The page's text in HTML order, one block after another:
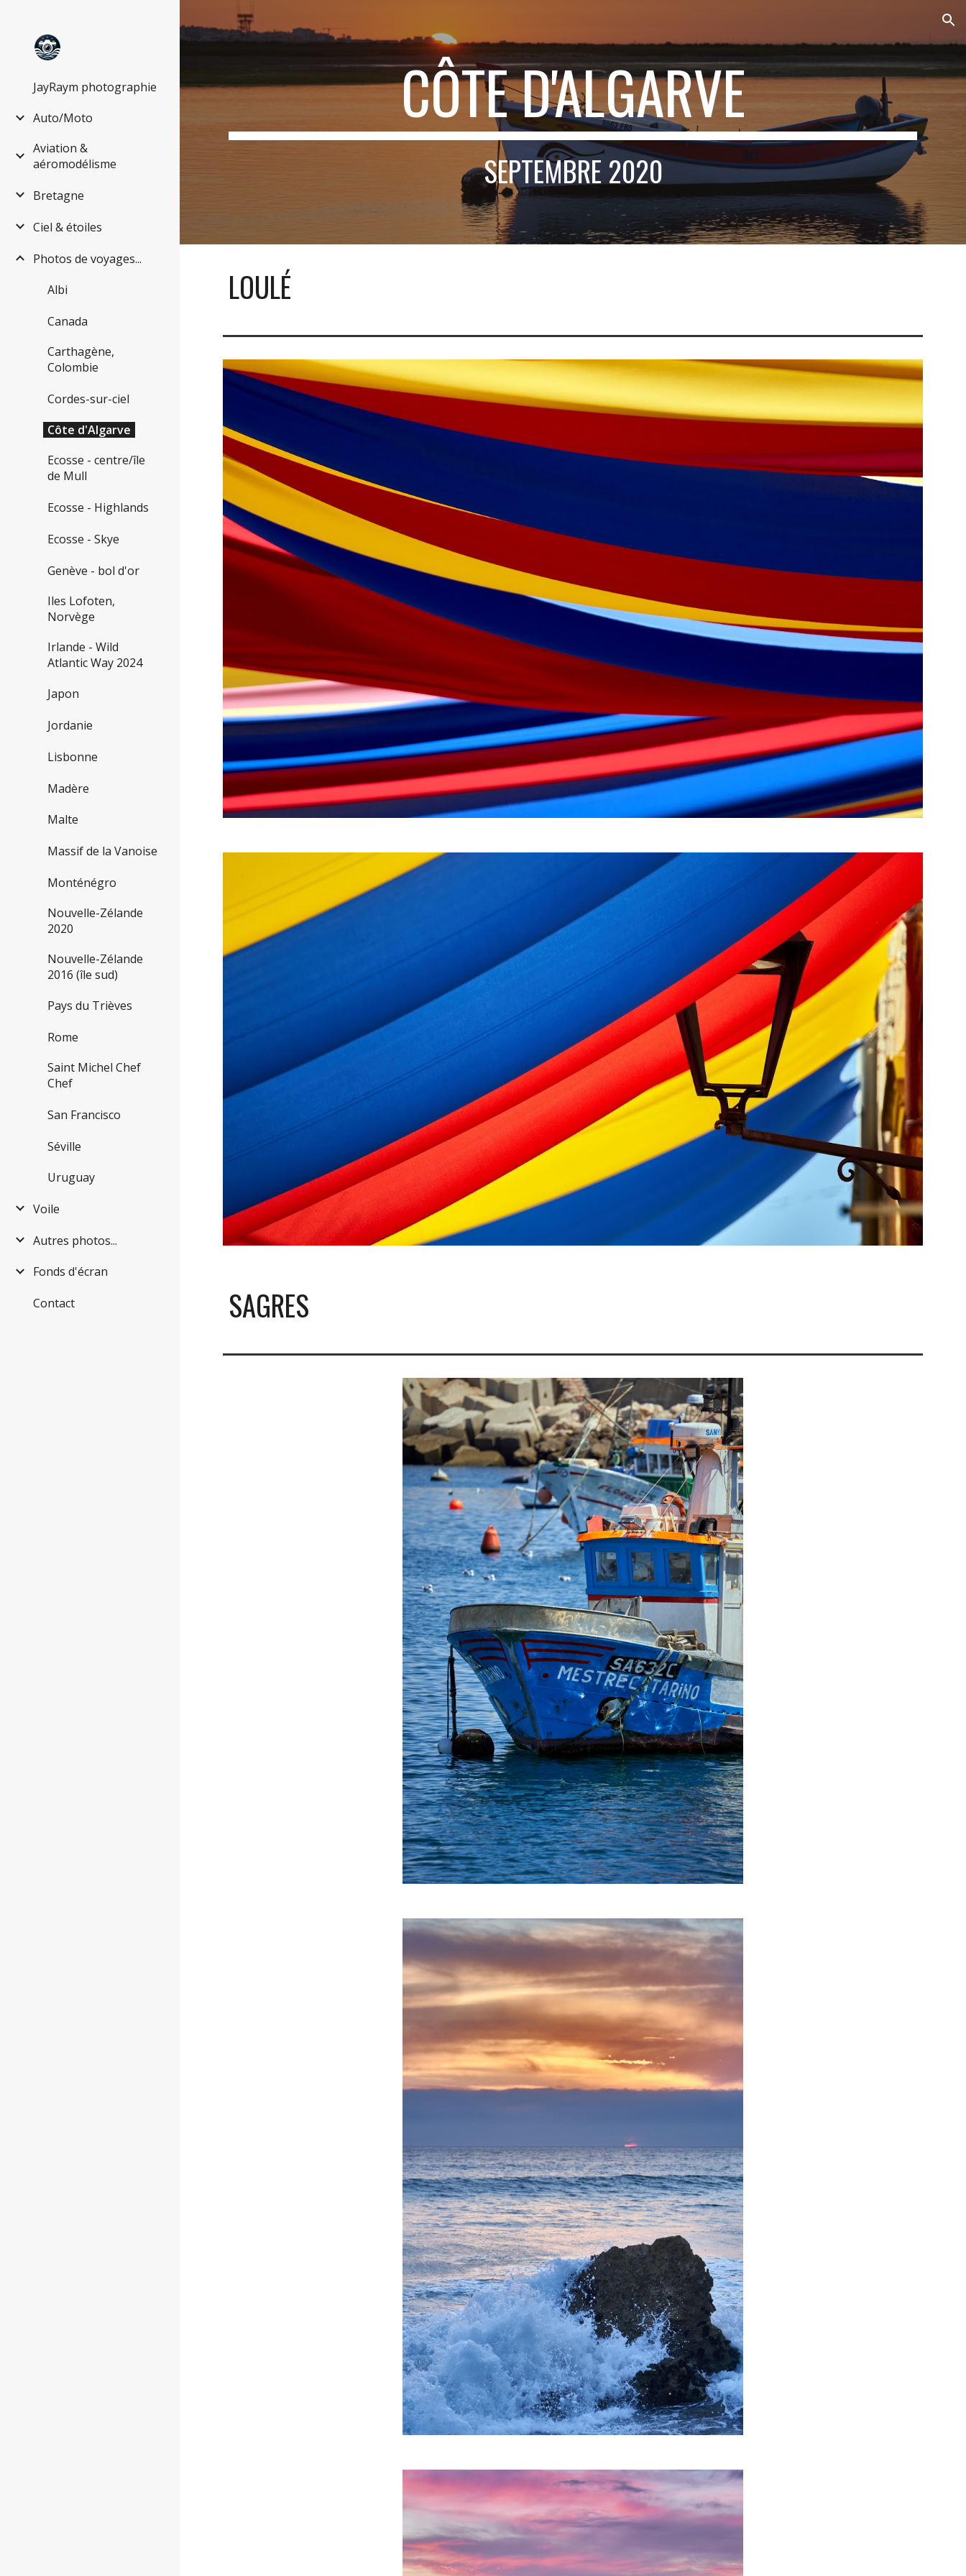
Skip to main content
JayRaym photographie
Auto/Moto
Aviation &
aéromodélisme
Bretagne
Ciel & étoiles
Photos de voyages...
Albi
Canada
Carthagène,
Colombie
Cordes-sur-ciel
Côte d'Algarve
Ecosse - centre/île
de Mull
Ecosse - Highlands
Ecosse - Skye
Genève - bol d'or
Iles Lofoten,
Norvège
Irlande - Wild
Atlantic Way 2024
Japon
Jordanie
Lisbonne
Madère
Malte
Massif de la Vanoise
Monténégro
Nouvelle-Zélande
2020
Nouvelle-Zélande
2016 (île sud)
Pays du Trièves
Rome
Saint Michel Chef
Chef
San Francisco
Séville
Uruguay
Voile
Autres photos...
Fonds d'écran
Contact
CÔTE D'ALGARVE
SEPTEMBRE 2020
LOULÉ
SAGRES